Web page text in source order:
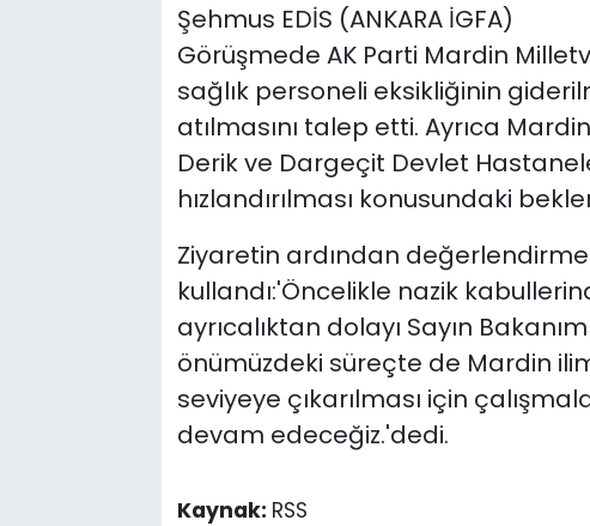
Şehmus EDİS (ANKARA İGFA)
Görüşmede AK Parti Mardin
sağlık personeli eksikliğinin
atılmasını talep etti. Ayrıca
Derik ve Dargeçit Devlet
hızlandırılması konusundaki
Ziyaretin ardından
kullandı:'Öncelikle nazik
ayrıcalıktan dolayı Sayın
önümüzdeki süreçte de Mardin
seviyeye çıkarılması için
devam edeceğiz.'dedi.
Kaynak: RSS